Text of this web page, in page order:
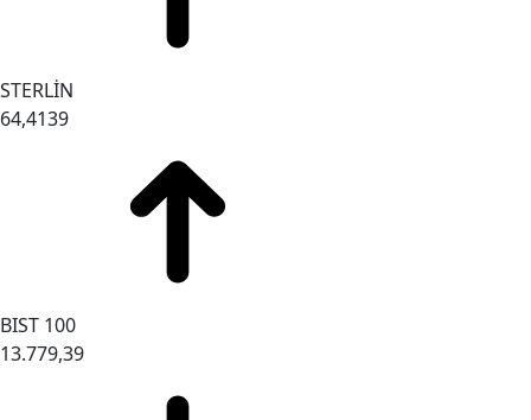
STERLİN
64,4139
BIST 100
13.779,39